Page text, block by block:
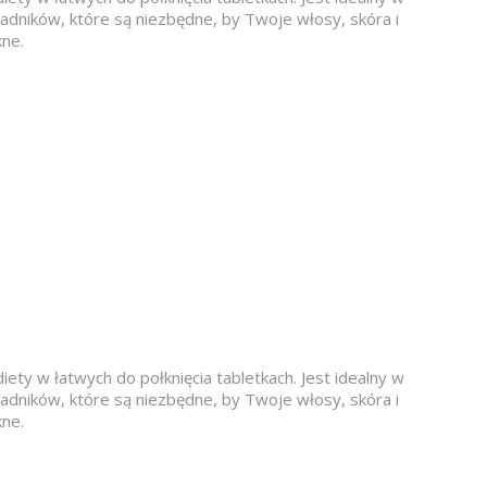
które są niezbędne, by Twoje włosy, skóra i
w łatwych do połknięcia tabletkach. Jest idealny w
które są niezbędne, by Twoje włosy, skóra i